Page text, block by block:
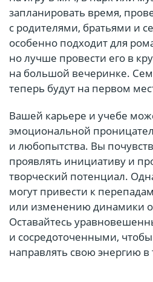
запланировать время,
с родителями, братьями и
особенно подходит для
но лучше провести его в
на большой вечеринке.
теперь будут на первом
Вашей карьере и учебе
эмоциональной
и любопытства. Вы
проявлять инициативу и
творческий потенциал.
могут привести к
или изменению динамики
Оставайтесь
и сосредоточенными,
направлять свою энергию в